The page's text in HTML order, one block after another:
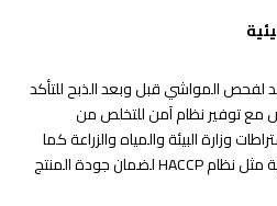
المواشي قبل وبعد الذبح للتأكد
مع توفير نظام آمن للتخلص من
وزارة البيئة والمياه والزراعة كما
يجب تطبيق معايير سلامة الأغذية مثل نظام HACCP لضمان جودة المنتج